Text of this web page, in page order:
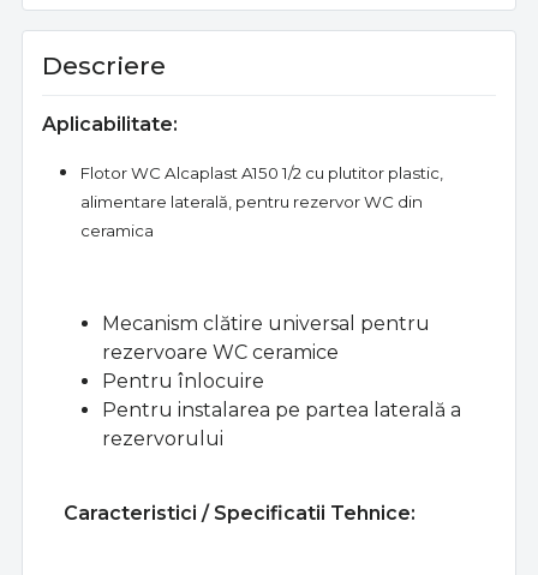
actionare,
Descriere
Aplicabilitate:
Flotor WC Alcaplast A150 1/2 cu plutitor plastic,
alimentare laterală, pentru rezervor WC din
ceramica
Mecanism clătire universal pentru
rezervoare WC ceramice
Pentru înlocuire
Pentru instalarea pe partea laterală a
rezervorului
Caracteristici / Specificatii Tehnice: